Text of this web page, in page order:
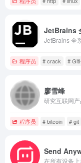
JetBrains
JetBrains 全
程序员 # crack #
廖雪峰
研究互联网
程序员 # bitcoin # git
Send